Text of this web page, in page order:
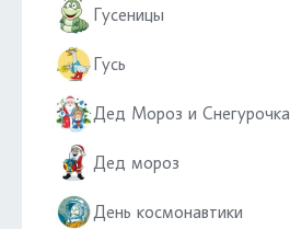
Гусеницы
Гусь
Дед Мороз и Снегурочка
Дед мороз
День космонавтики